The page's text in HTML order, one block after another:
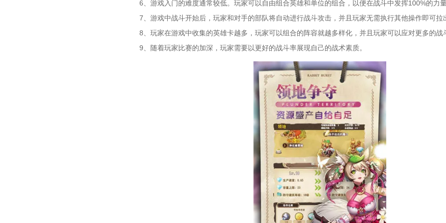
6、游戏入门的难度通常较低。玩家可以自由组合英雄和单位的组合，以便在战斗中发挥100%的力量
7、游戏中战斗开始后，玩家和对手的部队将自动进行战斗攻击，并且玩家无需执行其他操作即可拉
8、玩家在游戏中收集的英雄卡越多，玩家可以组合的阵容就越多样化，并且玩家可以应对更多的战
9、随着玩家比赛的加深，玩家需要以更好的战斗率展现自己的战术素质。